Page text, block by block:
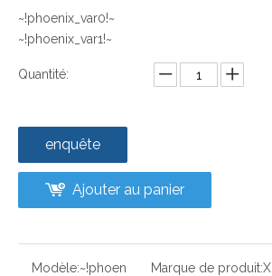
~!phoenix_var0!~
~!phoenix_var1!~
Quantité:
enquête
Ajouter au panier
Modèle:~!phoen
Marque de produit:X